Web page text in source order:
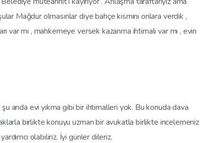
Mağdur olmasınlar diye bahçe kısmını onlara verdik ,
var mı , mahkemeye versek kazanma ihtimali var mı , evin
anda evi yıkma gibi bir ihtimalleri yok. Bu konuda dava
birlikte konuyu uzman bir avukatla birlikte incelemeniz
olabiliriz. İyi günler dileriz.